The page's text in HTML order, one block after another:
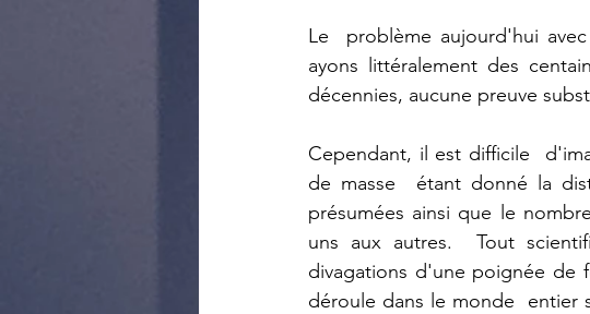
Le  problème aujourd'hui
ayons littéralement des
décennies, aucune preuve
Cependant, il est difficile
de masse  étant donné la
présumées ainsi que le
uns aux autres.  Tout
divagations d'une poignée de
déroule dans le monde  entier